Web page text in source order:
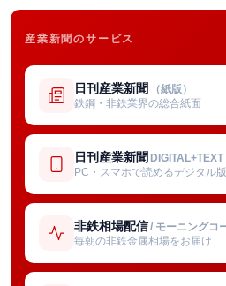
産業新聞のサービス
日刊産業新聞 （紙版）
鉄鋼・非鉄業界の総合紙面
日刊産業新聞 DIGITAL+TEXT
PC・スマホで読めるデジタル版
非鉄相場配信/ モーニングコ
毎朝の非鉄金属相場をお届け